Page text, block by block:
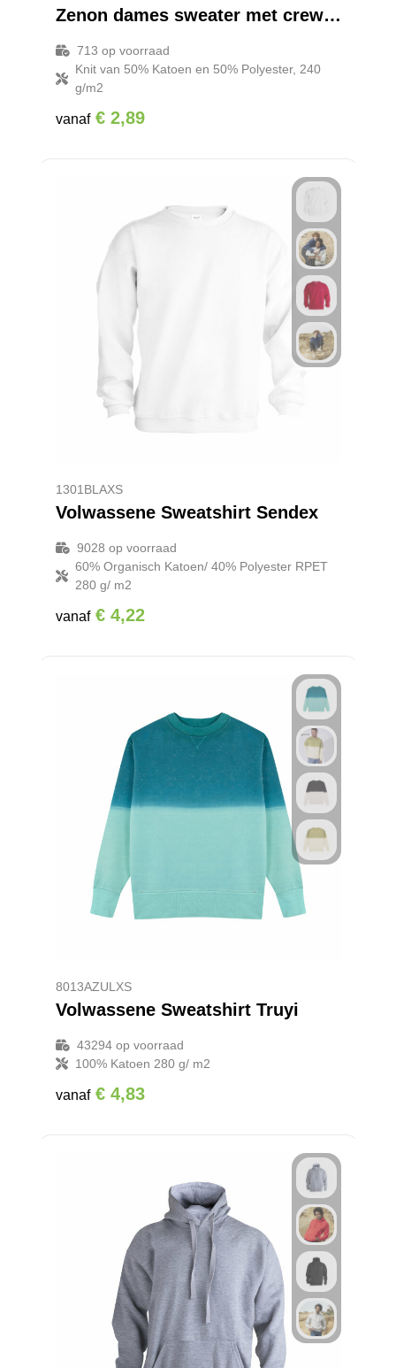
Zenon dames sweater met crewneck
713 op voorraad
Knit van 50% Katoen en 50% Polyester, 240
g/m2
vanaf € 2,89
1301BLAXS
Volwassene Sweatshirt Sendex
9028 op voorraad
60% Organisch Katoen/ 40% Polyester RPET
280 g/ m2
vanaf € 4,22
8013AZULXS
Volwassene Sweatshirt Truyi
43294op voorraad
100% Katoen 280 g/ m2
vanaf € 4,83